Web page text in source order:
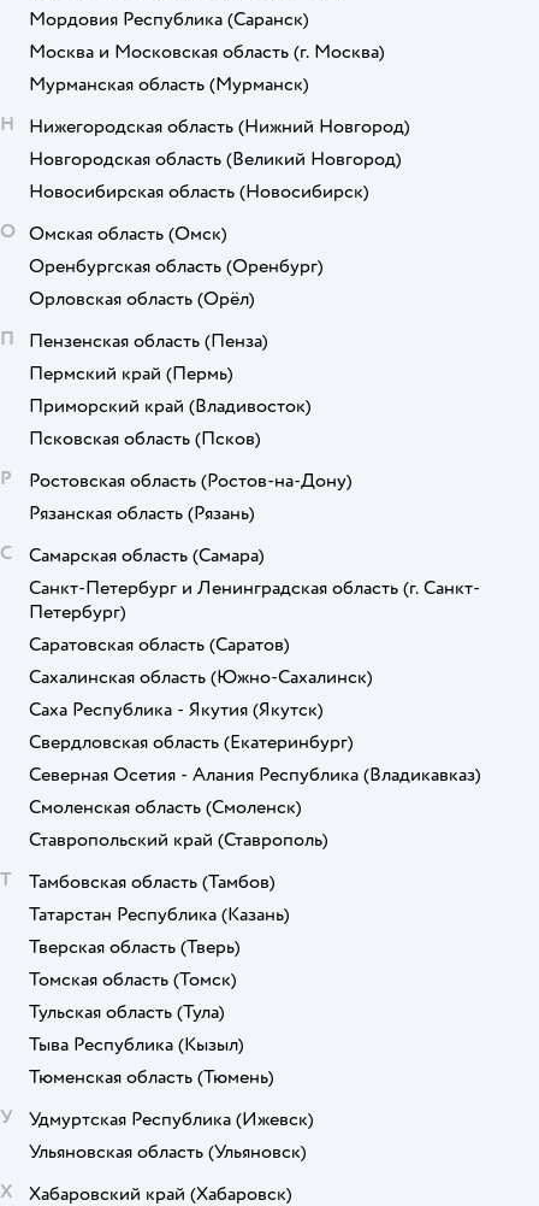
Мордовия Республика (Саранск)
Москва и Московская область (г. Москва)
Мурманская область (Мурманск)
Н
Нижегородская область (Нижний Новгород)
Новгородская область (Великий Новгород)
Новосибирская область (Новосибирск)
О Омская область (Омск)
Оренбургская область (Оренбург)
Орловская область (Орёл)
П
Пензенская область (Пенза)
Пермский край (Пермь)
Приморский край (Владивосток)
Псковская область (Псков)
Р
Ростовская область (Ростов-на-Дону)
Рязанская область (Рязань)
С
Самарская область (Самара)
Санкт-Петербург и Ленинградская область (г. Санкт-
Петербург)
Саратовская область (Саратов)
Сахалинская область (Южно-Сахалинск)
Саха Республика - Якутия (Якутск)
Свердловская область (Екатеринбург)
Северная Осетия - Алания Республика (Владикавказ)
Смоленская область (Смоленск)
Ставропольский край (Ставрополь)
Т
Тамбовская область (Тамбов)
Татарстан Республика (Казань)
Тверская область (Тверь)
Томская область (Томск)
Тульская область (Тула)
Тыва Республика (Кызыл)
Тюменская область (Тюмень)
У
Удмуртская Республика (Ижевск)
Ульяновская область (Ульяновск)
Х
Хабаровский край (Хабаровск)